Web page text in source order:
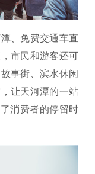
、免费交通车直
市民和游客还可
事街、滨水休闲
让天河潭的一站
消费者的停留时